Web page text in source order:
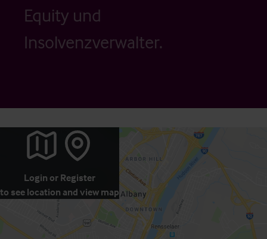
Equity und
Insolvenzverwalter.
Login or Register
to see location and view map